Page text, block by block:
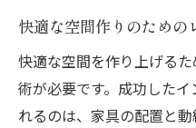
快適な空間作りのための
快適な空間を作り上げる
術が必要です。成功した
れるのは、家具の配置と